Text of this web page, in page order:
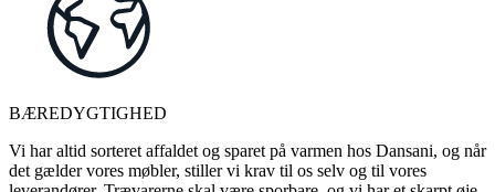
BÆREDYGTIGHED
Vi har altid sorteret affaldet og sparet på varmen hos Dansani, og når
det gælder vores møbler, stiller vi krav til os selv og til vores